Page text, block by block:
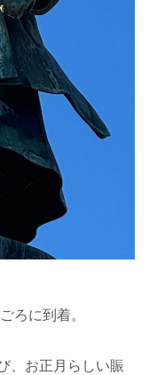
ろに到着。
、お正月らしい賑